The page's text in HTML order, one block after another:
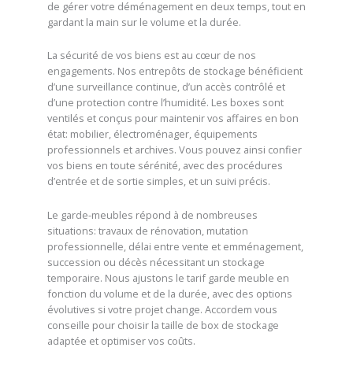
de gérer votre déménagement en deux temps, tout en
gardant la main sur le volume et la durée.
La sécurité de vos biens est au cœur de nos
engagements. Nos entrepôts de stockage bénéficient
d’une surveillance continue, d’un accès contrôlé et
d’une protection contre l’humidité. Les boxes sont
ventilés et conçus pour maintenir vos affaires en bon
état: mobilier, électroménager, équipements
professionnels et archives. Vous pouvez ainsi confier
vos biens en toute sérénité, avec des procédures
d’entrée et de sortie simples, et un suivi précis.
Le garde-meubles répond à de nombreuses
situations: travaux de rénovation, mutation
professionnelle, délai entre vente et emménagement,
succession ou décès nécessitant un stockage
temporaire. Nous ajustons le tarif garde meuble en
fonction du volume et de la durée, avec des options
évolutives si votre projet change. Accordem vous
conseille pour choisir la taille de box de stockage
adaptée et optimiser vos coûts.